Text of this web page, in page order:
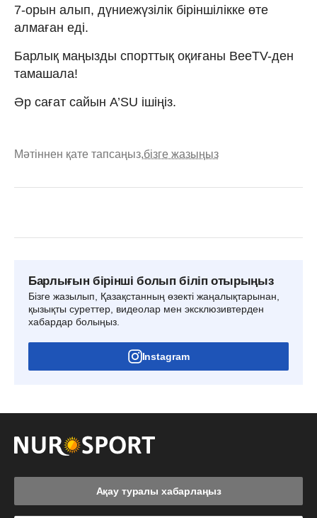
7-орын алып, дүниежүзілік біріншілікке өте
алмаған еді.
Барлық маңызды спорттық оқиғаны BeeTV-ден
тамашала!
Әр сағат сайын A’SU ішіңіз.
Мәтіннен қате тапсаңыз,бізге жазыңыз
Барлығын бірінші болып біліп отырыңыз
Бізге жазылып, Қазақстанның өзекті жаңалықтарынан,
қызықты суреттер, видеолар мен эксклюзивтерден
хабардар болыңыз.
Instagram
Ақау туралы хабарлаңыз